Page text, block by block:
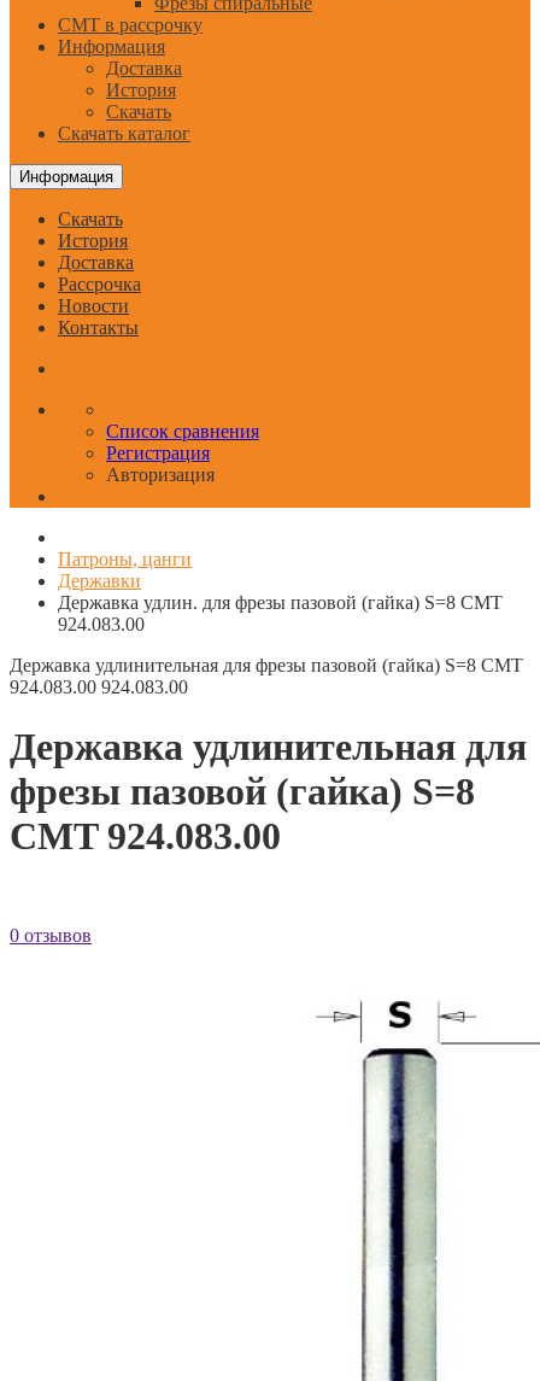
CMT в рассрочку
Информация
Доставка
История
Скачать
Скачать каталог
Информация
Скачать
История
Доставка
Рассрочка
Новости
Контакты
Список сравнения
Регистрация
Авторизация
Патроны, цанги
Державки
Державка удлин. для фрезы пазовой (гайка) S=8 CMT
924.083.00
Державка удлинительная для фрезы пазовой (гайка) S=8 CMT
924.083.00 924.083.00
Державка удлинительная для
фрезы пазовой (гайка) S=8
CMT 924.083.00
0 отзывов